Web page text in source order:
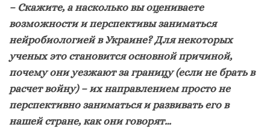
– Скажите, а насколько вы оцениваете
возможности и перспективы заниматься
нейробиологией в Украине? Для некоторых
ученых это становится основной причиной,
почему они уезжают за границу (если не брать в
расчет войну) – их направлением просто не
перспективно заниматься и развивать его в
нашей стране, как они говорят…